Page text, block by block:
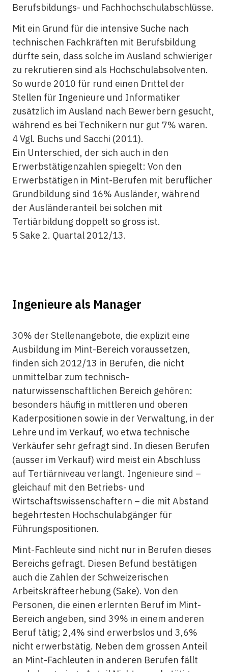
Berufsbildungs- und Fachhochschulabschlüsse.
Mit ein Grund für die intensive Suche nach
technischen Fachkräften mit Berufsbildung
dürfte sein, dass solche im Ausland schwieriger
zu rekrutieren sind als Hochschulabsolventen.
So wurde 2010 für rund einen Drittel der
Stellen für Ingenieure und Informatiker
zusätzlich im Ausland nach Bewerbern gesucht,
während es bei Technikern nur gut 7% waren.
4 Vgl. Buchs und Sacchi (2011).
Ein Unterschied, der sich auch in den
Erwerbstätigenzahlen spiegelt: Von den
Erwerbstätigen in Mint-Berufen mit beruflicher
Grundbildung sind 16% Ausländer, während
der Ausländeranteil bei solchen mit
Tertiärbildung doppelt so gross ist.
5 Sake 2. Quartal 2012/13.
Ingenieure als Manager
30% der Stellenangebote, die explizit eine
Ausbildung im Mint-Bereich voraussetzen,
finden sich 2012/13 in Berufen, die nicht
unmittelbar zum technisch-
naturwissenschaftlichen Bereich gehören:
besonders häufig in mittleren und oberen
Kaderpositionen sowie in der Verwaltung, in der
Lehre und im Verkauf, wo etwa technische
Verkäufer sehr gefragt sind. In diesen Berufen
(ausser im Verkauf) wird meist ein Abschluss
auf Tertiärniveau verlangt. Ingenieure sind –
gleichauf mit den Betriebs- und
Wirtschaftswissenschaftern – die mit Abstand
begehrtesten Hochschulabgänger für
Führungspositionen.
Mint-Fachleute sind nicht nur in Berufen dieses
Bereichs gefragt. Diesen Befund bestätigen
auch die Zahlen der Schweizerischen
Arbeitskräfteerhebung (Sake). Von den
Personen, die einen erlernten Beruf im Mint-
Bereich angeben, sind 39% in einem anderen
Beruf tätig; 2,4% sind erwerbslos und 3,6%
nicht erwerbstätig. Neben dem grossen Anteil
an Mint-Fachleuten in anderen Berufen fällt